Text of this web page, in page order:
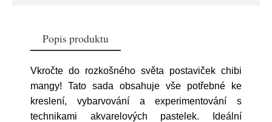
Popis produktu
Vkročte do rozkošného světa postaviček chibi
mangy! Tato sada obsahuje vše potřebné ke
kreslení, vybarvování a experimentování s
technikami akvarelových pastelek. Ideální